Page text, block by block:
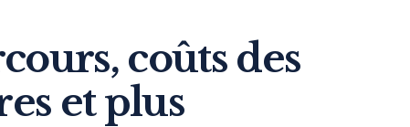
coûts des
et plus